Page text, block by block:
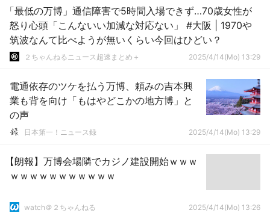
「最低の万博」通信障害で5時間入場できず…70歳女性が
怒り心頭「こんないい加減な対応ない」 #大阪 | 1970や
筑波なんて比べようが無いくらい今回はひどい？
２ちゃんねるニュース超速まとめ＋ 2025/4/14(Mo) 13:29
電通依存のツケを払う万博、頼みの吉本興
業も背を向け「もはやどこかの地方博」と
の声
日本第一！ニュース録 2025/4/14(Mo) 13:29
【朗報】万博会場隣でカジノ建設開始ｗｗｗ
ｗｗｗｗｗｗｗｗｗｗｗ
watch＠２ちゃんねる 2025/4/14(Mo) 13:26